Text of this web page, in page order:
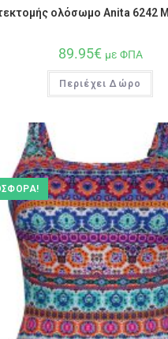
ολόσωμο Anita 6242
89.95€ με ΦΠΑ
Περιέχει Δώρο